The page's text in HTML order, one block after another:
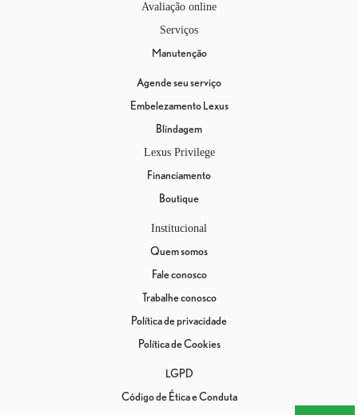
Avaliação online
Serviços
Manutenção
Agende seu serviço
Embelezamento Lexus
Blindagem
Lexus Privilege
Financiamento
Boutique
Institucional
Quem somos
Fale conosco
Trabalhe conosco
Política de privacidade
Política de Cookies
LGPD
Código de Ética e Conduta